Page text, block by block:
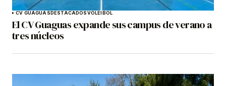
CV GUAGUASDESTACADOSVOLEIBOL
El CV Guaguas expande sus campus de verano a
tres núcleos